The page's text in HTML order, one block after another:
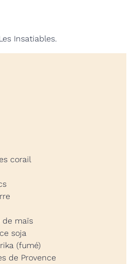
Insatiables.
corail
de maïs
soja
(fumé)
de Provence